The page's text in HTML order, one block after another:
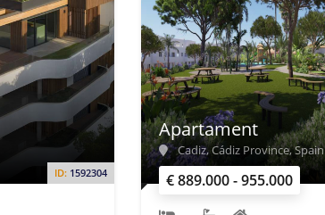
ID: 1592304 € 889.000 - 955.000
Apartament
Cadiz, Cádiz Province, Spain